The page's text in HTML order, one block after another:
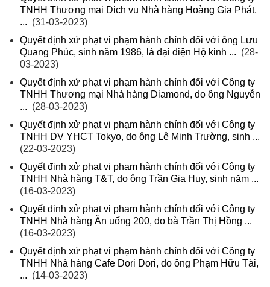
TNHH Thương mại Dịch vụ Nhà hàng Hoàng Gia Phát,
... (31-03-2023)
Quyết định xử phạt vi phạm hành chính đối với ông Lưu
Quang Phúc, sinh năm 1986, là đại diện Hộ kinh ... (28-
03-2023)
Quyết định xử phạt vi phạm hành chính đối với Công ty
TNHH Thương mại Nhà hàng Diamond, do ông Nguyễn
... (28-03-2023)
Quyết định xử phạt vi phạm hành chính đối với Công ty
TNHH DV YHCT Tokyo, do ông Lê Minh Trường, sinh ...
(22-03-2023)
Quyết định xử phạt vi phạm hành chính đối với Công ty
TNHH Nhà hàng T&T, do ông Trần Gia Huy, sinh năm ...
(16-03-2023)
Quyết định xử phạt vi phạm hành chính đối với Công ty
TNHH Nhà hàng Ăn uống 200, do bà Trần Thị Hồng ...
(16-03-2023)
Quyết định xử phạt vi phạm hành chính đối với Công ty
TNHH Nhà hàng Cafe Dori Dori, do ông Phạm Hữu Tài,
... (14-03-2023)